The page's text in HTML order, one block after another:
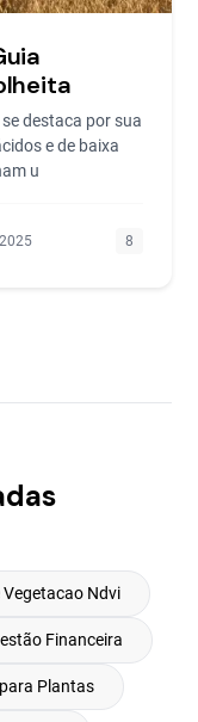
destaca por sua
e de baixa
u
8
Vegetacao Ndvi
Financeira
Plantas